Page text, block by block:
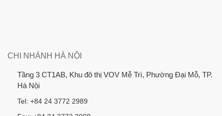
CHI NHÁNH HÀ NỘI
Tầng 3 CT1AB, Khu đô thị VOV Mễ Trì, Phường Đại Mỗ, TP.
Hà Nội
Tel: +84 24 3772 2989